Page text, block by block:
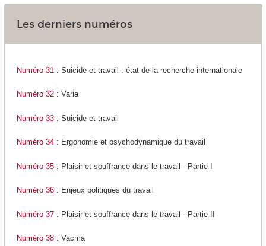
Les derniers numéros
Numéro 31 : Suicide et travail : état de la recherche internationale
Numéro 32: Varia
Numéro 33 : Suicide et travail
Numéro 34: Ergonomie et psychodynamique du travail
Numéro 35: Plaisir et souffrance dans le travail - Partie I
Numéro 36: Enjeux politiques du travail
Numéro 37: Plaisir et souffrance dans le travail - Partie II
Numéro 38: Vacma